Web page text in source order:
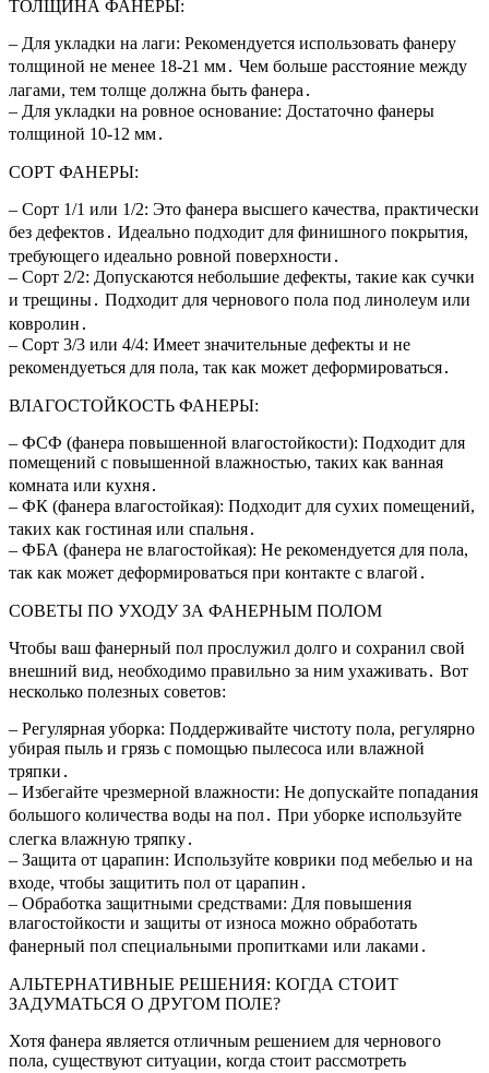
ТОЛЩИНА ФАНЕРЫ:
– Для укладки на лаги: Рекомендуется использовать фанеру
толщиной не менее 18-21 мм․ Чем больше расстояние между
лагами, тем толще должна быть фанера․
– Для укладки на ровное основание: Достаточно фанеры
толщиной 10-12 мм․
СОРТ ФАНЕРЫ:
– Сорт 1/1 или 1/2: Это фанера высшего качества, практически
без дефектов․ Идеально подходит для финишного покрытия,
требующего идеально ровной поверхности․
– Сорт 2/2: Допускаются небольшие дефекты, такие как сучки
и трещины․ Подходит для чернового пола под линолеум или
ковролин․
– Сорт 3/3 или 4/4: Имеет значительные дефекты и не
рекомендуеться для пола, так как может деформироваться․
ВЛАГОСТОЙКОСТЬ ФАНЕРЫ:
– ФСФ (фанера повышенной влагостойкости): Подходит для
помещений с повышенной влажностью, таких как ванная
комната или кухня․
– ФК (фанера влагостойкая): Подходит для сухих помещений,
таких как гостиная или спальня․
– ФБА (фанера не влагостойкая): Не рекомендуется для пола,
так как может деформироваться при контакте с влагой․
СОВЕТЫ ПО УХОДУ ЗА ФАНЕРНЫМ ПОЛОМ
Чтобы ваш фанерный пол прослужил долго и сохранил свой
внешний вид, необходимо правильно за ним ухаживать․ Вот
несколько полезных советов:
– Регулярная уборка: Поддерживайте чистоту пола, регулярно
убирая пыль и грязь с помощью пылесоса или влажной
тряпки․
– Избегайте чрезмерной влажности: Не допускайте попадания
большого количества воды на пол․ При уборке используйте
слегка влажную тряпку․
– Защита от царапин: Используйте коврики под мебелью и на
входе, чтобы защитить пол от царапин․
– Обработка защитными средствами: Для повышения
влагостойкости и защиты от износа можно обработать
фанерный пол специальными пропитками или лаками․
АЛЬТЕРНАТИВНЫЕ РЕШЕНИЯ: КОГДА СТОИТ
ЗАДУМАТЬСЯ О ДРУГОМ ПОЛЕ?
Хотя фанера является отличным решением для чернового
пола, существуют ситуации, когда стоит рассмотреть